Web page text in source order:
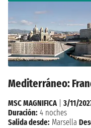
Mediterráneo:
MSC MAGNIFICA| 3/11/
Duración: 4 noches
Salida desde: Marsella